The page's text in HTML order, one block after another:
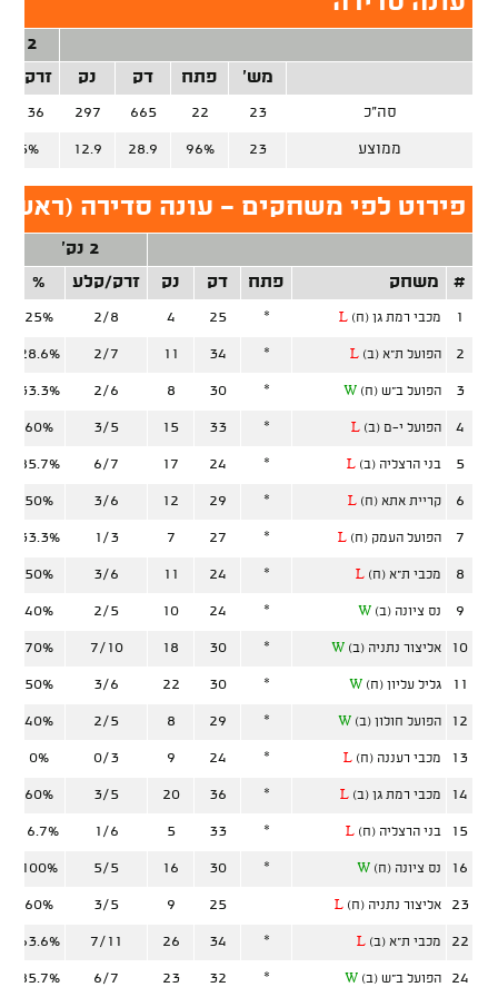
2 נק'
מש'
פתח דק נק זרק/
סה"כ 23
22
665
297
136
ממוצע 23
96%
28.9
12.9
פירוט לפי משחקים - עונה סדירה
2 נק'
#
משחק פתח דק נק זרק/קלע %
1 מכבי רמת גן (ח) L
*
25
4
2/8
25%
2 הפועל ת"א (ב) L
*
34
11
2/7
28.6%
3 הפועל ב"ש (ח) W
*
30
8
2/6
33.3%
4 הפועל י-ם (ב) L
*
33
15
3/5
60%
5 בני הרצליה (ב) L
*
24
17
6/7
85.7%
6 קריית אתא (ח) L
*
29
12
3/6
50%
7 הפועל העמק (ח) L
*
27
7
1/3
33.3%
8 מכבי ת"א (ח) L
*
24
11
3/6
50%
9 נס ציונה (ב) W
*
24
10
2/5
40%
10 אליצור נתניה (ב) W
*
30
18
7/10
70%
11 גליל עליון (ח) W
*
30
22
3/6
50%
12 הפועל חולון (ב) W
*
29
8
2/5
40%
13 מכבי רעננה (ח) L
*
24
9
0/3
0%
14 מכבי רמת גן (ב) L
*
36
20
3/5
60%
15 בני הרצליה (ח) L
*
33
5
1/6
16.7%
16 נס ציונה (ח) W
*
30
16
5/5
100%
23 אליצור נתניה (ח) L
25
9
3/5
60%
22 מכבי ת"א (ב) L
*
34
26
7/11
63.6%
24 הפועל ב"ש (ב) W
*
32
23
6/7
85.7%